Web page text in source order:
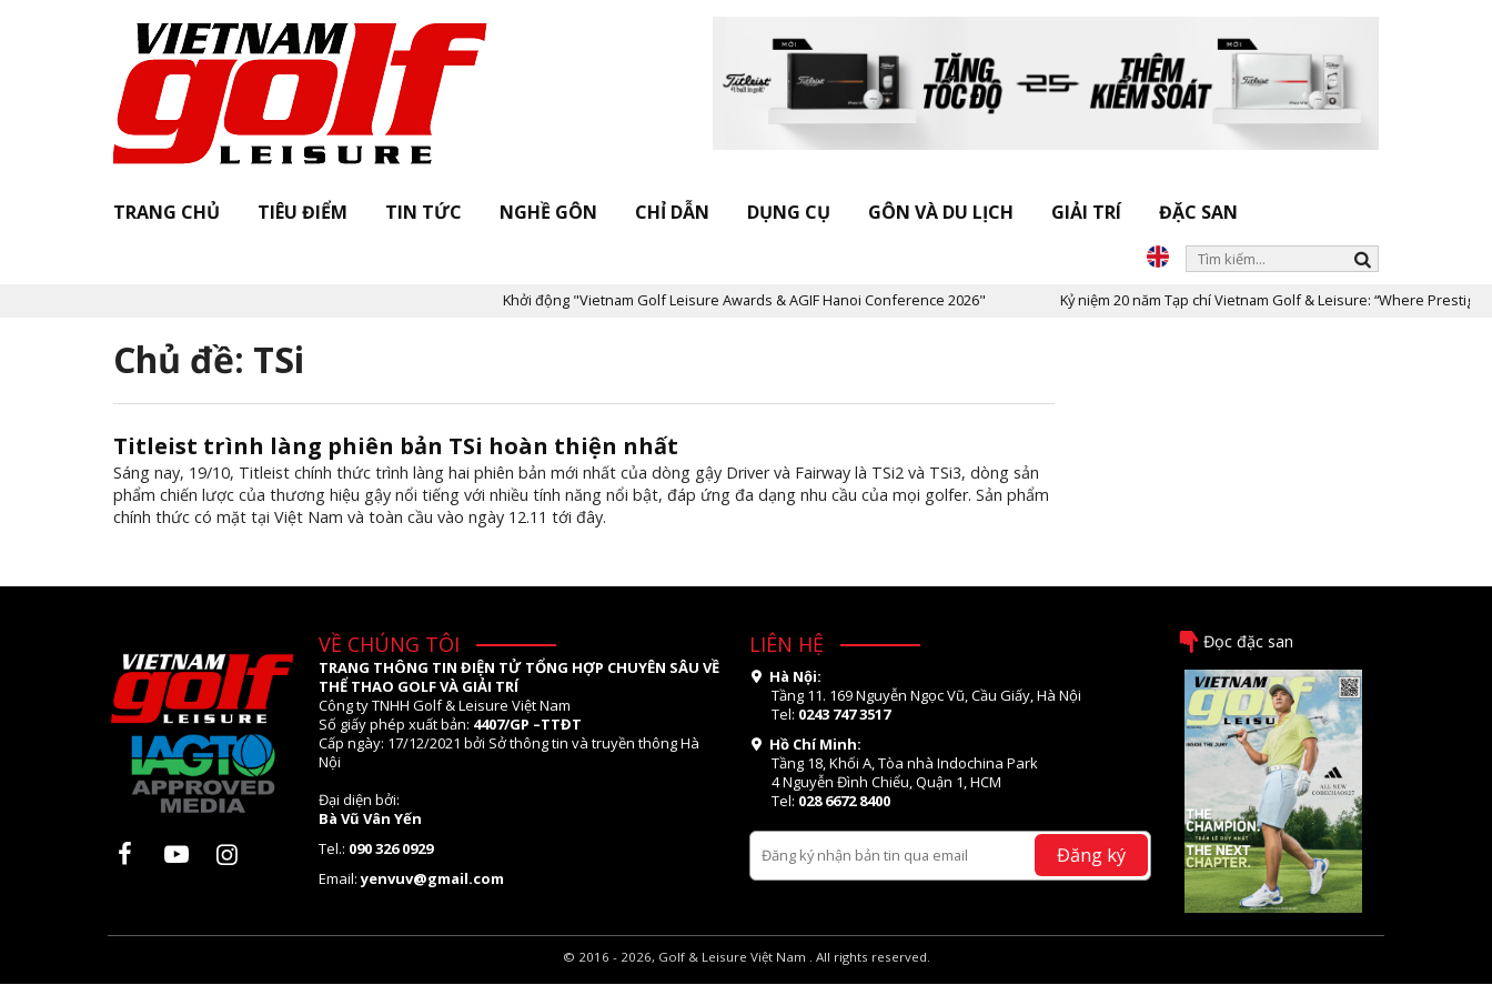
TRANG CHỦ TIÊU ĐIỂM TIN TỨC NGHỀ GÔN CHỈ DẪN DỤNG CỤ GÔN VÀ DU LỊCH GIẢI TRÍ ĐẶC SAN
Khởi động "Vietnam Golf Leisure Awards & AGIF Hanoi Conference 2026" Kỷ niệm 20 năm Tạp chí Vietnam Golf & Leisure: “Where Prestige
Chủ đề: TSi
Titleist trình làng phiên bản TSi hoàn thiện nhất
Sáng nay, 19/10, Titleist chính thức trình làng hai phiên bản mới nhất của dòng gậy Driver và Fairway là TSi2 và TSi3, dòng sản
phẩm chiến lược của thương hiệu gậy nổi tiếng với nhiều tính năng nổi bật, đáp ứng đa dạng nhu cầu của mọi golfer. Sản phẩm
chính thức có mặt tại Việt Nam và toàn cầu vào ngày 12.11 tới đây.
VỀ CHÚNG TÔI
TRANG THÔNG TIN ĐIỆN TỬ TỔNG HỢP CHUYÊN SÂU VỀ
THỂ THAO GOLF VÀ GIẢI TRÍ
Công ty TNHH Golf & Leisure Việt Nam
Số giấy phép xuất bản: 4407/GP –TTĐT
Cấp ngày: 17/12/2021 bởi Sở thông tin và truyền thông Hà
Nội
Đại diện bởi:
Bà Vũ Vân Yến
Tel.: 090 326 0929
Email:yenvuv@gmail.com
LIÊN HỆ
Hà Nội:
Tầng 11. 169 Nguyễn Ngọc Vũ, Cầu Giấy, Hà Nội
Tel: 0243 747 3517
Hồ Chí Minh:
Tầng 18, Khối A, Tòa nhà Indochina Park
4 Nguyễn Đình Chiểu, Quận 1, HCM
Tel: 028 6672 8400
Đăng ký
Đọc đặc san
© 2016 - 2026, Golf & Leisure Việt Nam . All rights reserved.